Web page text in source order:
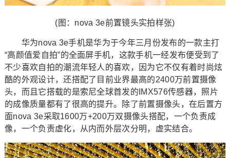
(图：nova 3e前置镜头实拍样张)
华为nova 3e手机是华为于今年三月份发布的一款主打
“高颜值爱自拍”的全面屏手机，这款手机一经发布便受到了
不少喜欢自拍的潮流年轻人的喜欢，因为它不仅有着时尚炫
酷的外观设计，还搭配了目前业界最高的2400万前置摄像
头，而且它搭载的是索尼全球首发的IMX576传感器，照片
的成像质量都有了很高的提升。除了前置摄像头，在后置方
面nova 3e采取1600万+200万双摄像头搭配，一个负责成
像，一个负责虚化，从内而外层次分明，虚实结合。